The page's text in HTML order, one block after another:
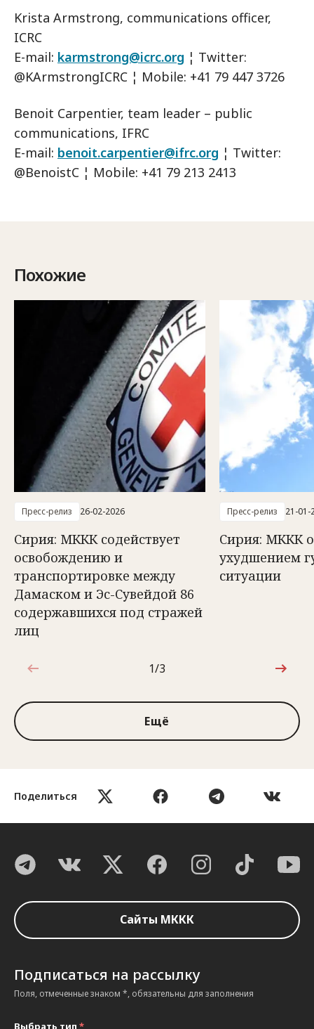
Поделиться
Krista Armstrong, communications officer,
ICRC
E-mail: karmstrong@icrc.org ¦ Twitter:
@KArmstrongICRC ¦ Mobile: +41 79 447 3726
Benoit Carpentier, team leader – public
communications, IFRC
E-mail: benoit.carpentier@ifrc.org ¦ Twitter:
@BenoistC ¦ Mobile: +41 79 213 2413
Похожие
Пресс-релиз 26-02-2026
Сирия: МККК содействует
освобождению и
транспортировке между
Дамаском и Эс-Сувейдой 86
содержавшихся под стражей
лиц
Пресс-релиз 21-01-
Сирия: МККК
ухудшением
ситуации
1 из 3
1/3
Ещё
Сайты МККК
Подписаться на рассылку
Поля, отмеченные знаком *, обязательны для заполнения
Выбрать тип *